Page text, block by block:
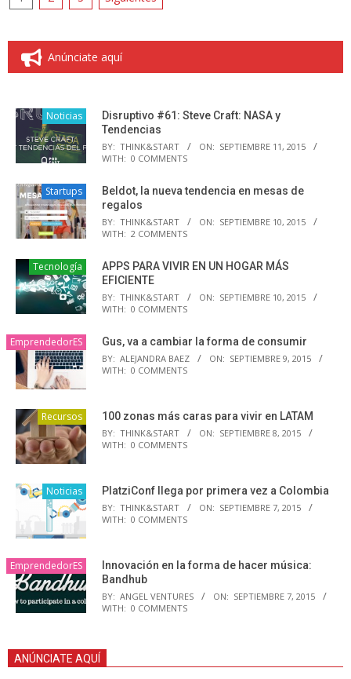
entradas
Anúnciate aquí
Noticias
Disruptivo #61: Steve Craft: NASA y
Tendencias
BY: THINK&START ON: SEPTIEMBRE 11, 2015
WITH: 0 COMMENTS
Startups
Beldot, la nueva tendencia en mesas de
regalos
BY: THINK&START ON: SEPTIEMBRE 10, 2015
WITH: 2 COMMENTS
Tecnología
APPS PARA VIVIR EN UN HOGAR MÁS
EFICIENTE
BY: THINK&START ON: SEPTIEMBRE 10, 2015
WITH: 0 COMMENTS
EmprendedorES Gus, va a cambiar la forma de consumir
BY: ALEJANDRA BAEZ ON: SEPTIEMBRE 9, 2015
WITH: 0 COMMENTS
Recursos 100 zonas más caras para vivir en LATAM
BY: THINK&START ON: SEPTIEMBRE 8, 2015
WITH: 0 COMMENTS
Noticias PlatziConf llega por primera vez a Colombia
BY: THINK&START ON: SEPTIEMBRE 7, 2015
WITH: 0 COMMENTS
EmprendedorES
Innovación en la forma de hacer música:
Bandhub
BY: ANGEL VENTURES ON: SEPTIEMBRE 7, 2015
WITH: 0 COMMENTS
ANÚNCIATE AQUÍ